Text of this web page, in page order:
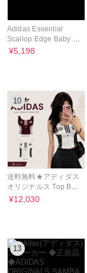
Adidas Essential
Scallop Edge Baby T
シャツ 2カラー★送料
¥5,198
10
送料無料★アディダス
オリジナルス Top BLK
TANK White & red
¥12,030
13